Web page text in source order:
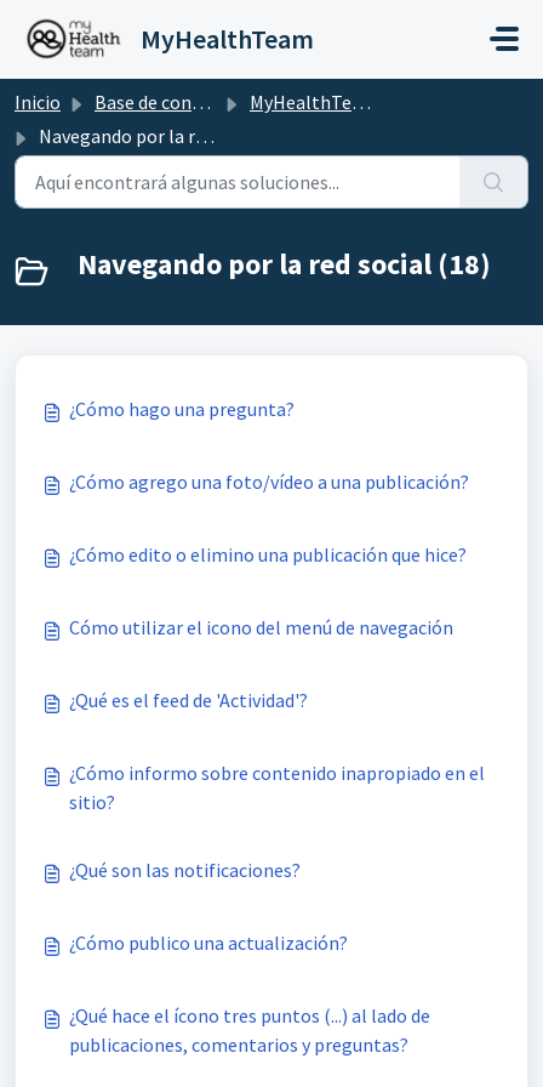
MyHealthTeam
Inicio Base de conocimientos
MyHealthTeam
Navegando por la red social
Navegando por la red social (18)
¿Cómo hago una pregunta?
¿Cómo agrego una foto/vídeo a una publicación?
¿Cómo edito o elimino una publicación que hice?
Cómo utilizar el icono del menú de navegación
¿Qué es el feed de 'Actividad'?
¿Cómo informo sobre contenido inapropiado en el
sitio?
¿Qué son las notificaciones?
¿Cómo publico una actualización?
¿Qué hace el ícono tres puntos (...) al lado de
publicaciones, comentarios y preguntas?